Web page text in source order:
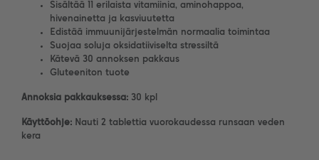
Sisältää 11 erilaista vitamiinia, aminohappoa,
hivenainetta ja kasviuutetta
Edistää immuunijärjestelmän normaalia toimintaa
Suojaa soluja oksidatiiviselta stressiltä
Kätevä 30 annoksen pakkaus
Gluteeniton tuote
Annoksia pakkauksessa: 30 kpl
Käyttöohje: Nauti 2 tablettia vuorokaudessa runsaan veden
kera